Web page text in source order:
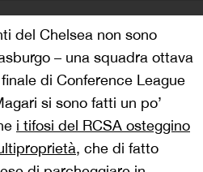
del Chelsea non sono
– una squadra ottava
di Conference League
si sono fatti un po’
i tifosi del RCSA osteggino
, che di fatto